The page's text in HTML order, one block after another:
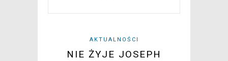
AKTUALNOŚCI
NIE ŻYJE JOSEPH